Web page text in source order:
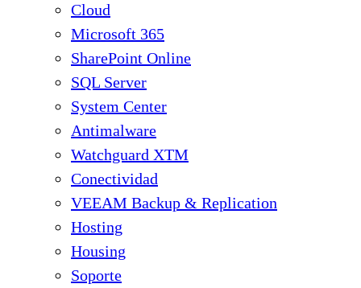
Cloud
Microsoft 365
SharePoint Online
SQL Server
System Center
Antimalware
Watchguard XTM
Conectividad
VEEAM Backup & Replication
Hosting
Housing
Soporte